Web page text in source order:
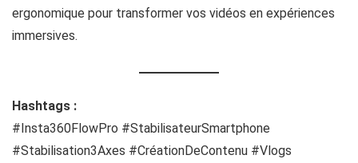
ergonomique pour transformer vos vidéos en expériences
immersives.
Hashtags :
#Insta360FlowPro #StabilisateurSmartphone
#Stabilisation3Axes #CréationDeContenu #Vlogs